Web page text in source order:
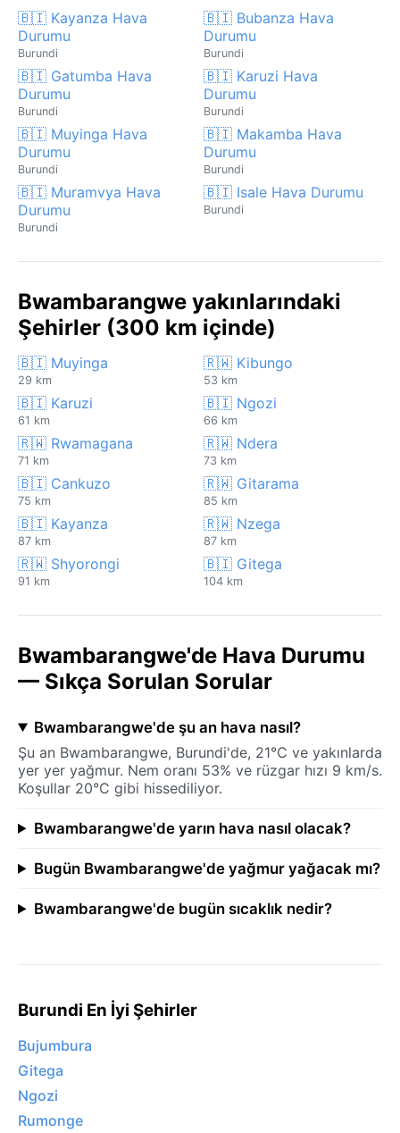
🇧🇮 Kayanza Hava
Durumu
Burundi
🇧🇮 Bubanza Hava
Durumu
Burundi
🇧🇮 Gatumba Hava
Durumu
Burundi
🇧🇮 Karuzi Hava
Durumu
Burundi
🇧🇮 Muyinga Hava
Durumu
Burundi
🇧🇮 Makamba Hava
Durumu
Burundi
🇧🇮 Muramvya Hava
Durumu
Burundi
🇧🇮 Isale Hava Durumu
Burundi
Bwambarangwe yakınlarındaki
Şehirler (300 km içinde)
🇧🇮 Muyinga
29 km
🇷🇼 Kibungo
53 km
🇧🇮 Karuzi
61 km
🇧🇮 Ngozi
66 km
🇷🇼 Rwamagana
71 km
🇷🇼 Ndera
73 km
🇧🇮 Cankuzo
75 km
🇷🇼 Gitarama
85 km
🇧🇮 Kayanza
87 km
🇷🇼 Nzega
87 km
🇷🇼 Shyorongi
91 km
🇧🇮 Gitega
104 km
Bwambarangwe'de Hava Durumu
— Sıkça Sorulan Sorular
Bwambarangwe'de şu an hava nasıl?
Şu an Bwambarangwe, Burundi'de, 21°C ve yakınlarda
yer yer yağmur. Nem oranı 53% ve rüzgar hızı 9 km/s.
Koşullar 20°C gibi hissediliyor.
Bwambarangwe'de yarın hava nasıl olacak?
Bugün Bwambarangwe'de yağmur yağacak mı?
Bwambarangwe'de bugün sıcaklık nedir?
Burundi En İyi Şehirler
Bujumbura
Gitega
Ngozi
Rumonge